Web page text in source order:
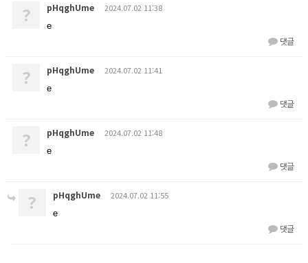
? pHqghUme 2024.07.02 11:38
e
댓글
? pHqghUme 2024.07.02 11:41
e
댓글
? pHqghUme 2024.07.02 11:48
e
댓글
? pHqghUme 2024.07.02 11:55
e
댓글